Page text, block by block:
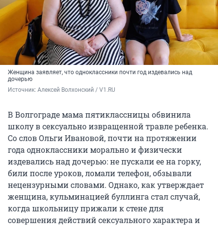
Женщина заявляет, что одноклассники почти год издевались над
дочерью
Источник: Алексей Волхонский / V1.RU
В Волгограде мама пятиклассницы обвинила
школу в сексуально извращенной травле ребенка.
Со слов Ольги Ивановой, почти на протяжении
года одноклассники морально и физически
издевались над дочерью: не пускали ее на горку,
били после уроков, ломали телефон, обзывали
нецензурными словами. Однако, как утверждает
женщина, кульминацией буллинга стал случай,
когда школьницу прижали к стене для
совершения действий сексуального характера и